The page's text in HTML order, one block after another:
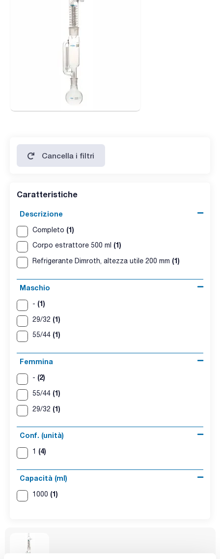
Cancella i filtri
Caratteristiche
Descrizione
Completo (1)
Corpo estrattore 500 ml (1)
Refrigerante Dimroth, altezza utile 200 mm (1)
Maschio
- (1)
29/32 (1)
55/44 (1)
Femmina
- (2)
55/44 (1)
29/32 (1)
Conf. (unità)
1 (4)
Capacità (ml)
1000 (1)